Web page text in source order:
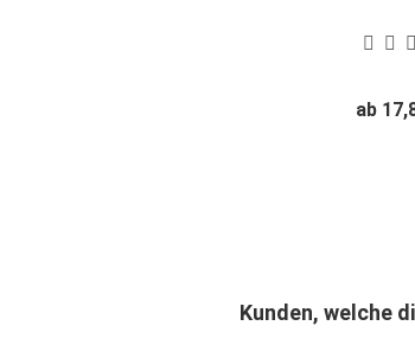
ab
Kunden, welche